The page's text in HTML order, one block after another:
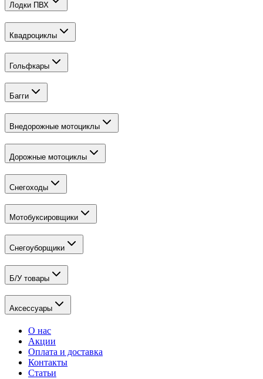
Лодки ПВХ
Квадроциклы
Гольфкары
Багги
Внедорожные мотоциклы
Дорожные мотоциклы
Снегоходы
Мотобуксировщики
Снегоуборщики
Б/У товары
Аксессуары
О нас
Акции
Оплата и доставка
Контакты
Статьи